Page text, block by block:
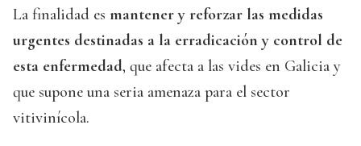
La finalidad es mantener y reforzar las medidas
urgentes destinadas a la erradicación y control de
esta enfermedad, que afecta a las vides en Galicia y
que supone una seria amenaza para el sector
vitivinícola.